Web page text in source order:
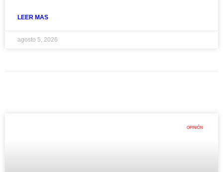
LEER MAS
agosto 5, 2026
OPINIÓN